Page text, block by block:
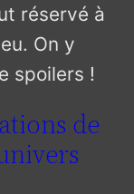
réservé à
On y
spoilers !
de